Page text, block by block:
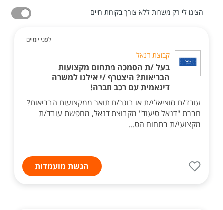
הציגו לי רק משרות ללא צורך בקורות חיים
לפני יומיים
קבוצת דנאל
בעל /ת הסמכה מתחום מקצועות
הבריאות? היצטרף /י אילנו למשרה
דינאמית עם רכב חברה!
עובד/ת סוציאלי/ת או בוגר/ת תואר ממקצועות הבריאות?
חברת "דנאל סיעוד" מקבוצת דנאל, מחפשת עובד/ת
מקצועי/ת בתחום הס...
הגשת מועמדות